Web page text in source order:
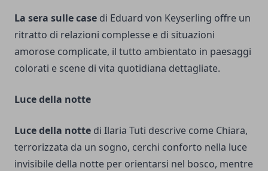
La sera sulle case di Eduard von Keyserling offre un
ritratto di relazioni complesse e di situazioni
amorose complicate, il tutto ambientato in paesaggi
colorati e scene di vita quotidiana dettagliate.
Luce della notte
Luce della notte di Ilaria Tuti descrive come Chiara,
terrorizzata da un sogno, cerchi conforto nella luce
invisibile della notte per orientarsi nel bosco, mentre